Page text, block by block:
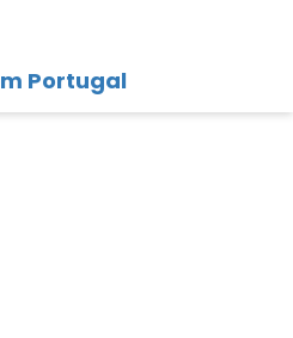
Portugal